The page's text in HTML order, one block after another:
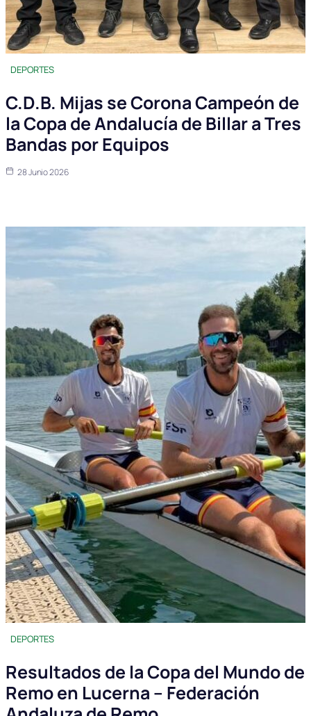
DEPORTES
C.D.B. Mijas se Corona Campeón de
la Copa de Andalucía de Billar a Tres
Bandas por Equipos
28 Junio 2026
DEPORTES
Resultados de la Copa del Mundo de
Remo en Lucerna – Federación